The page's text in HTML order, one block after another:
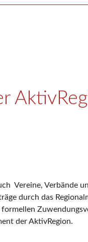
Vereine,
durch das
der AktivRegion.